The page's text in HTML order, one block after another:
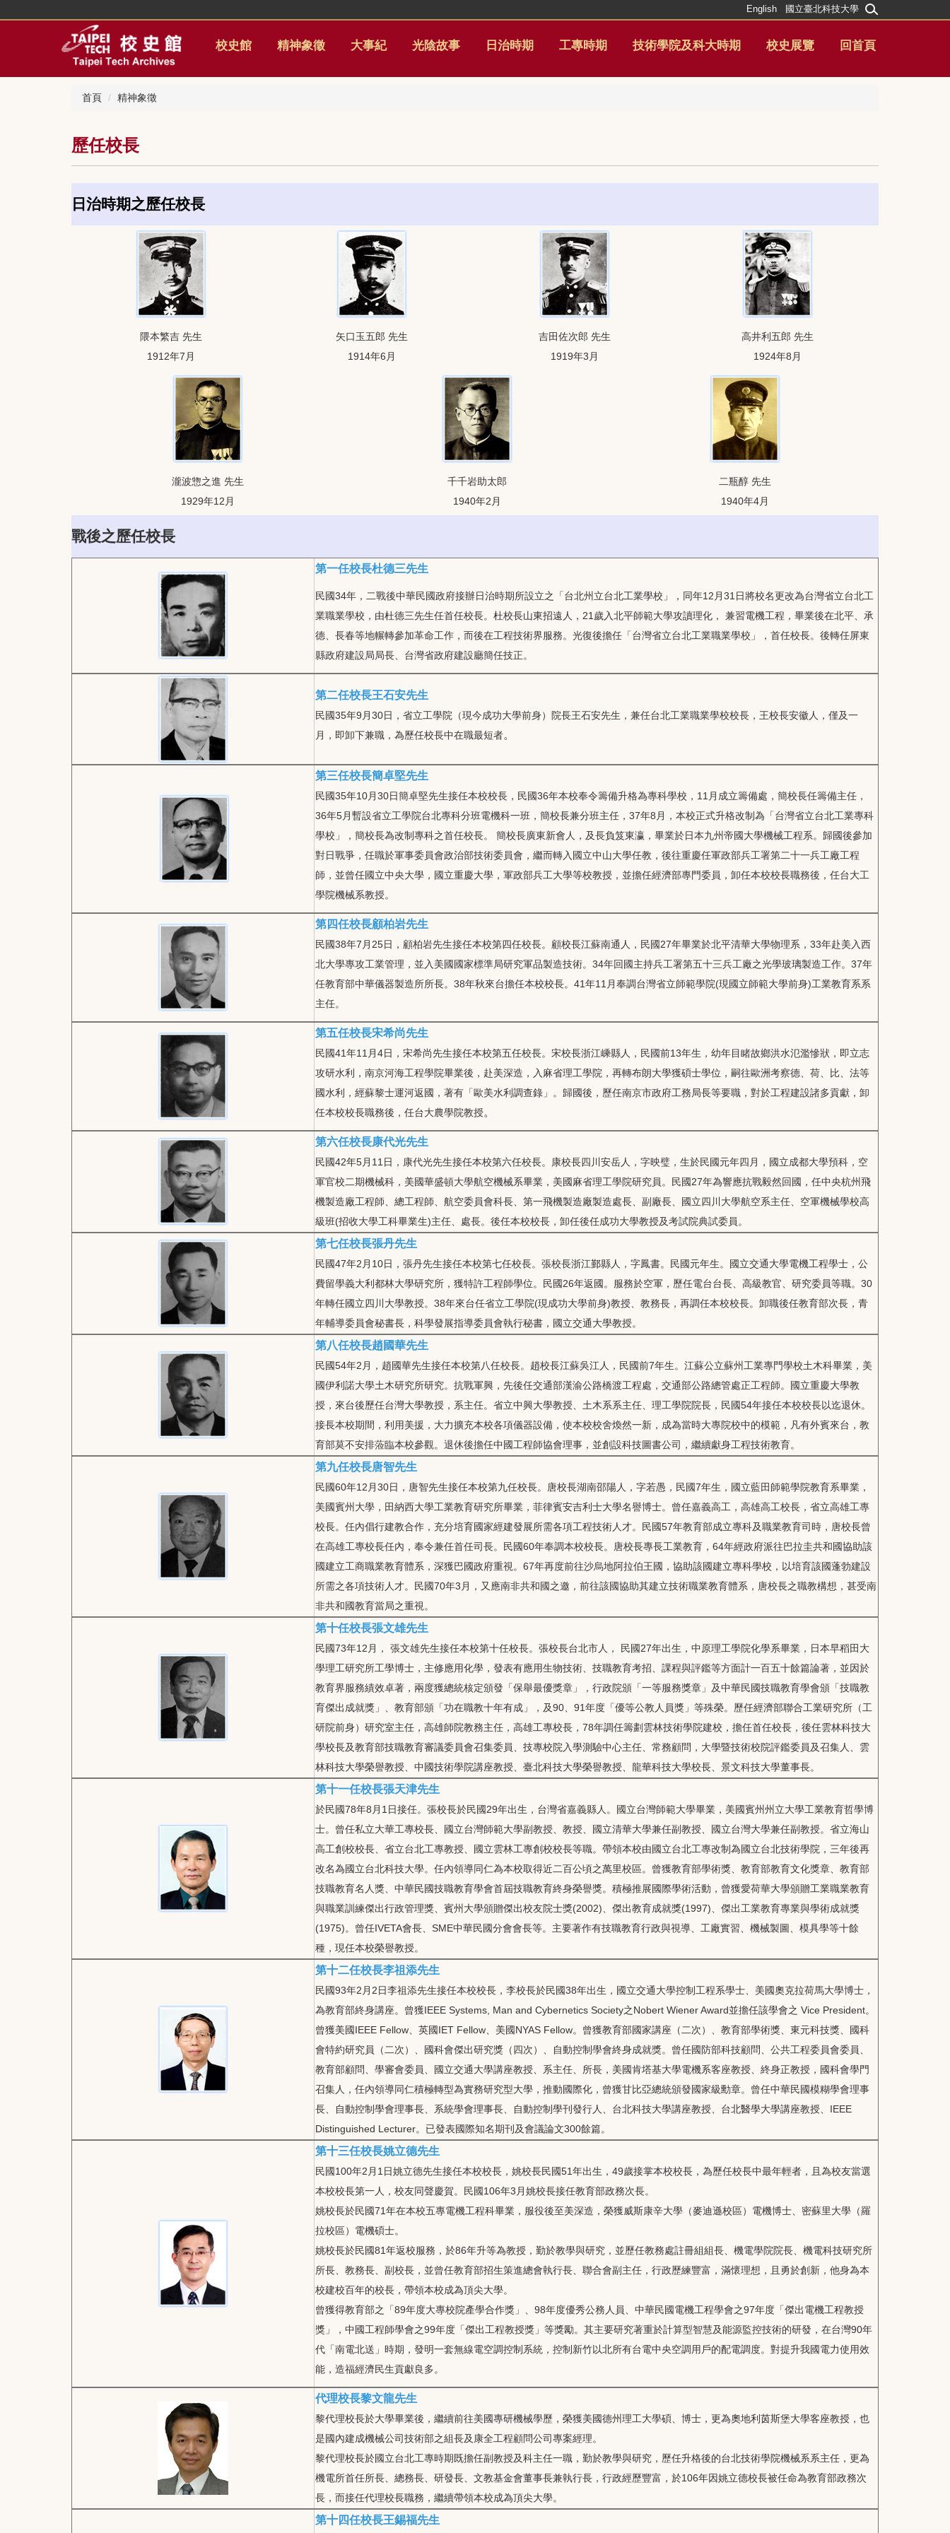
校史館 精神象徵 大事紀 光陰故事 日治時期 工專時期 技術學院及科大時期 校史展覽 回首頁
English 國立臺北科技大學
首頁 精神象徵
歷任校長
日治時期之歷任校長
隈本繁吉 先生
1912年7月
矢口玉五郎 先生
1914年6月
吉田佐次郎 先生
1919年3月
高井利五郎 先生
1924年8月
瀧波惣之進 先生
1929年12月
千千岩助太郎
1940年2月
二瓶醇 先生
1940年4月
戰後之歷任校長
第一任校長杜德三先生
民國34年，二戰後中華民國政府接辦日治時期所設立之「台北州立台北工業學校」，同年12月31日將校名更改為台灣省立台北工
業職業學校，由杜德三先生任首任校長。杜校長山東招遠人，21歲入北平師範大學攻讀理化， 兼習電機工程，畢業後在北平、承
德、長春等地輾轉參加革命工作，而後在工程技術界服務。光復後擔任「台灣省立台北工業職業學校」，首任校長。後轉任屏東
縣政府建設局局長、台灣省政府建設廳簡任技正。
第二任校長王石安先生
民國35年9月30日，省立工學院（現今成功大學前身）院長王石安先生，兼任台北工業職業學校校長，王校長安徽人，僅及一
月，即卸下兼職，為歷任校長中在職最短者。
第三任校長簡卓堅先生
民國35年10月30日簡卓堅先生接任本校校長，民國36年本校奉令籌備升格為專科學校，11月成立籌備處，簡校長任籌備主任，
36年5月暫設省立工學院台北專科分班電機科一班，簡校長兼分班主任，37年8月，本校正式升格改制為「台灣省立台北工業專科
學校」，簡校長為改制專科之首任校長。 簡校長廣東新會人，及長負笈東瀛，畢業於日本九州帝國大學機械工程系。歸國後參加
對日戰爭，任職於軍事委員會政治部技術委員會，繼而轉入國立中山大學任教，後往重慶任軍政部兵工署第二十一兵工廠工程
師，並曾任國立中央大學，國立重慶大學，軍政部兵工大學等校教授，並擔任經濟部專門委員，卸任本校校長職務後，任台大工
學院機械系教授。
第四任校長顧柏岩先生
民國38年7月25日，顧柏岩先生接任本校第四任校長。顧校長江蘇南通人，民國27年畢業於北平清華大學物理系，33年赴美入西
北大學專攻工業管理，並入美國國家標準局研究軍品製造技術。34年回國主持兵工署第五十三兵工廠之光學玻璃製造工作。37年
任教育部中華儀器製造所所長。38年秋來台擔任本校校長。41年11月奉調台灣省立師範學院(現國立師範大學前身)工業教育系系
主任。
第五任校長宋希尚先生
民國41年11月4日，宋希尚先生接任本校第五任校長。宋校長浙江嵊縣人，民國前13年生，幼年目睹故鄉洪水氾濫慘狀，即立志
攻研水利，南京河海工程學院畢業後，赴美深造，入麻省理工學院，再轉布朗大學獲碩士學位，嗣往歐洲考察德、荷、比、法等
國水利，經蘇黎士運河返國，著有「歐美水利調查錄」。歸國後，歷任南京市政府工務局長等要職，對於工程建設諸多貢獻，卸
任本校校長職務後，任台大農學院教授。
第六任校長康代光先生
民國42年5月11日，康代光先生接任本校第六任校長。康校長四川安岳人，字映璧，生於民國元年四月，國立成都大學預科，空
軍官校二期機械科，美國華盛頓大學航空機械系畢業，美國麻省理工學院研究員。民國27年為響應抗戰毅然回國，任中央杭州飛
機製造廠工程師、總工程師、航空委員會科長、第一飛機製造廠製造處長、副廠長、國立四川大學航空系主任、空軍機械學校高
級班(招收大學工科畢業生)主任、處長。後任本校校長，卸任後任成功大學教授及考試院典試委員。
第七任校長張丹先生
民國47年2月10日，張丹先生接任本校第七任校長。張校長浙江鄞縣人，字鳳書。民國元年生。國立交通大學電機工程學士，公
費留學義大利都林大學研究所，獲特許工程師學位。民國26年返國。服務於空軍，歷任電台台長、高級教官、研究委員等職。30
年轉任國立四川大學教授。38年來台任省立工學院(現成功大學前身)教授、教務長，再調任本校校長。卸職後任教育部次長，青
年輔導委員會秘書長，科學發展指導委員會執行秘書，國立交通大學教授。
第八任校長趙國華先生
民國54年2月，趙國華先生接任本校第八任校長。趙校長江蘇吳江人，民國前7年生。江蘇公立蘇州工業專門學校土木科畢業，美
國伊利諾大學土木研究所研究。抗戰軍興，先後任交通部漢渝公路橋渡工程處，交通部公路總管處正工程師。國立重慶大學教
授，來台後歷任台灣大學教授，系主任。省立中興大學教授、土木系系主任、理工學院院長，民國54年接任本校校長以迄退休。
接長本校期間，利用美援，大力擴充本校各項儀器設備，使本校校舍煥然一新，成為當時大專院校中的模範，凡有外賓來台，教
育部莫不安排蒞臨本校參觀。退休後擔任中國工程師協會理事，並創設科技圖書公司，繼續獻身工程技術教育。
第九任校長唐智先生
民國60年12月30日，唐智先生接任本校第九任校長。唐校長湖南邵陽人，字若愚，民國7年生，國立藍田師範學院教育系畢業，
美國賓州大學，田納西大學工業教育研究所畢業，菲律賓安吉利士大學名譽博士。曾任嘉義高工，高雄高工校長，省立高雄工專
校長。任內倡行建教合作，充分培育國家經建發展所需各項工程技術人才。民國57年教育部成立專科及職業教育司時，唐校長曾
在高雄工專校長任內，奉令兼任首任司長。
民國60年奉調本校校長。唐校長專長工業教育，64年經政府派往巴拉圭共和國協助該
國建立工商職業教育體系，深獲巴國政府重視。67年再度前往沙烏地阿拉伯王國，協助該國建立專科學校，以培育該國蓬勃建設
所需之各項技術人才。民國70年3月，又應南非共和國之邀，前往該國協助其建立技術職業教育體系，唐校長之職教構想，甚受南
非共和國教育當局之重視。
第十任校長張文雄先生
民國73年12月， 張文雄先生接任本校第十任校長。張校長台北市人， 民國27年出生，中原理工學院化學系畢業，日本早稻田大
學理工研究所工學博士，主修應用化學，發表有應用生物技術、技職教育考招、課程與評鑑等方面計一百五十餘篇論著，並因於
教育界服務績效卓著，兩度獲總統核定頒發「保舉最優獎章」，行政院頒「一等服務獎章」及中華民國技職教育學會頒「技職教
育傑出成就獎」、教育部頒「功在職教十年有成」，及90、91年度「優等公教人員獎」等殊榮。歷任經濟部聯合工業研究所（工
研院前身）研究室主任，高雄師院教務主任，高雄工專校長，78年調任籌劃雲林技術學院建校，擔任首任校長，後任雲林科技大
學校長及教育部技職教育審議委員會召集委員、技專校院入學測驗中心主任、常務顧問，大學暨技術校院評鑑委員及召集人、雲
林科技大學榮譽教授、中國技術學院講座教授、臺北科技大學榮譽教授、龍華科技大學校長、景文科技大學董事長。
第十一任校長張天津先生
於民國78年8月1日接任。張校長於民國29年出生，台灣省嘉義縣人。國立台灣師範大學畢業，美國賓州州立大學工業教育哲學博
士。曾任私立大華工專校長、國立台灣師範大學副教授、教授、國立清華大學兼任副教授、國立台灣大學兼任副教授。省立海山
高工創校校長、省立台北工專教授、國立雲林工專創校校長等職。帶領本校由國立台北工專改制為國立台北技術學院，三年後再
改名為國立台北科技大學。任內領導同仁為本校取得近二百公頃之萬里校區。曾獲教育部學術獎、教育部教育文化獎章、教育部
技職教育名人獎、中華民國技職教育學會首屆技職教育終身榮譽獎。積極推展國際學術活動，曾獲愛荷華大學頒贈工業職業教育
與職業訓練傑出行政管理獎、賓州大學頒贈傑出校友院士獎(2002)、傑出教育成就獎(1997)、傑出工業教育專業與學術成就獎
(1975)。曾任IVETA會長、SME中華民國分會會長等。主要著作有技職教育行政與視導、工廠實習、機械製圖、模具學等十餘
種，現任本校榮譽教授。
第十二任校長李祖添先生
民國93年2月2日李祖添先生接任本校校長，李校長於民國38年出生，國立交通大學控制工程系學士、美國奧克拉荷馬大學博士，
為教育部終身講座。曾獲IEEE Systems, Man and Cybernetics Society之Nobert Wiener Award並擔任該學會之 Vice President。
曾獲美國IEEE Fellow、英國IET Fellow、美國NYAS Fellow。曾獲教育部國家講座（二次）、教育部學術獎、東元科技獎、國科
會特約研究員（二次）、國科會傑出研究獎（四次）、自動控制學會終身成就獎。曾任國防部科技顧問、公共工程委員會委員、
教育部顧問、學審會委員、國立交通大學講座教授、系主任、所長，美國肯塔基大學電機系客座教授、終身正教授，國科會學門
召集人，任內領導同仁積極轉型為實務研究型大學，推動國際化，曾獲甘比亞總統頒發國家級勳章。曾任中華民國模糊學會理事
長、自動控制學會理事長、系統學會理事長、自動控制學刊發行人、台北科技大學講座教授、台北醫學大學講座教授、IEEE
Distinguished Lecturer。已發表國際知名期刊及會議論文300餘篇。
第十三任校長姚立德先生
民國100年2月1日姚立德先生接任本校校長，姚校長民國51年出生，49歲接掌本校校長，為歷任校長中最年輕者，且為校友當選
本校校長第一人，校友同聲慶賀。民國106年3月姚校長接任教育部政務次長。
姚校長於民國71年在本校五專電機工程科畢業，服役後至美深造，榮獲威斯康辛大學（麥迪遜校區）電機博士、密蘇里大學（羅
拉校區）電機碩士。
姚校長於民國81年返校服務，於86年升等為教授，勤於教學與研究，並歷任教務處註冊組組長、機電學院院長、機電科技研究所
所長、教務長、副校長，並曾任教育部招生策進總會執行長、聯合會副主任，行政歷練豐富，滿懷理想，且勇於創新，他身為本
校建校百年的校長，帶領本校成為頂尖大學。
曾獲得教育部之「89年度大專校院產學合作獎」、98年度優秀公務人員、中華民國電機工程學會之97年度「傑出電機工程教授
獎」，中國工程師學會之99年度「傑出工程教授獎」等獎勵。其主要研究著重於計算型智慧及能源監控技術的研發，在台灣90年
代「南電北送」時期，發明一套無線電空調控制系統，控制新竹以北所有台電中央空調用戶的配電調度。對提升我國電力使用效
能，造福經濟民生貢獻良多。
代理校長黎文龍先生
黎代理校長於大學畢業後，繼續前往美國專研機械學歷，榮獲美國德州理工大學碩、博士，更為奧地利茵斯堡大學客座教授，也
是國內建成機械公司技術部之組長及康全工程顧問公司專案經理。
黎代理校長於國立台北工專時期既擔任副教授及科主任一職，勤於教學與研究，歷任升格後的台北技術學院機械系系主任，更為
機電所首任所長、總務長、研發長、文教基金會董事長兼執行長，行政經歷豐富，於106年因姚立德校長被任命為教育部政務次
長，而接任代理校長職務，繼續帶領本校成為頂尖大學。
第十四任校長王錫福先生